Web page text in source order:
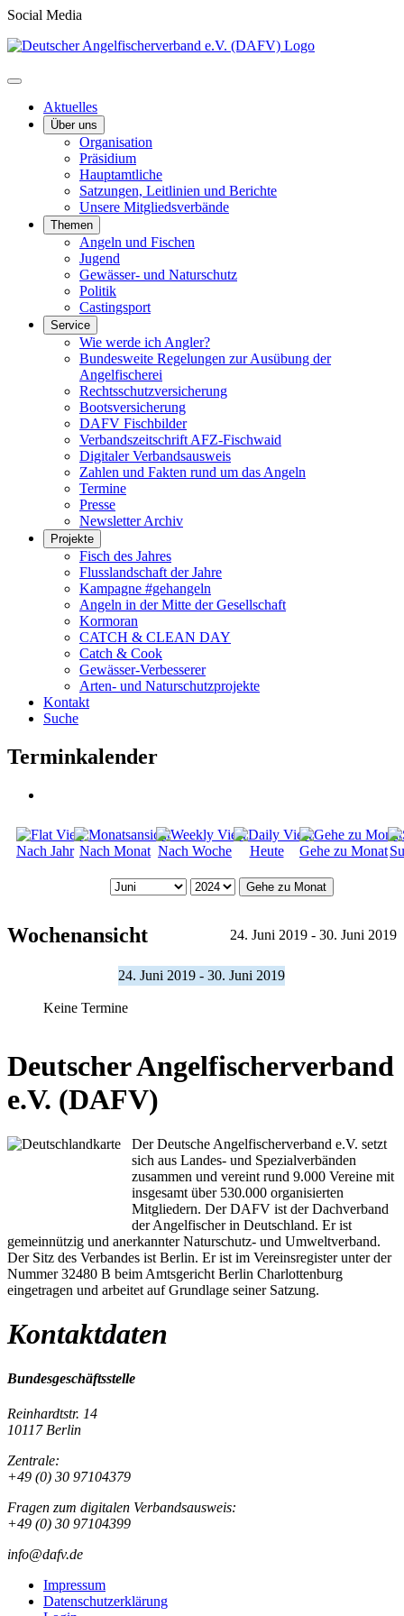
Social Media
Aktuelles
Über uns
Organisation
Präsidium
Hauptamtliche
Satzungen, Leitlinien und Berichte
Unsere Mitgliedsverbände
Themen
Angeln und Fischen
Jugend
Gewässer- und Naturschutz
Politik
Castingsport
Service
Wie werde ich Angler?
Bundesweite Regelungen zur Ausübung der
Angelfischerei
Rechtsschutzversicherung
Bootsversicherung
DAFV Fischbilder
Verbandszeitschrift AFZ-Fischwaid
Digitaler Verbandsausweis
Zahlen und Fakten rund um das Angeln
Termine
Presse
Newsletter Archiv
Projekte
Fisch des Jahres
Flusslandschaft der Jahre
Kampagne #gehangeln
Angeln in der Mitte der Gesellschaft
Kormoran
CATCH & CLEAN DAY
Catch & Cook
Gewässer-Verbesserer
Arten- und Naturschutzprojekte
Kontakt
Suche
Terminkalender
Nach Jahr Nach Monat Nach Woche Heute Gehe zu Monat
Gehe zu Monat
Wochenansicht 24. Juni 2019 - 30. Juni 2019
24. Juni 2019 - 30. Juni 2019
Keine Termine
Deutscher Angelfischerverband
e.V. (DAFV)
Der Deutsche Angelfischerverband e.V. setzt
sich aus Landes- und Spezialverbänden
zusammen und vereint rund 9.000 Vereine mit
insgesamt über 530.000 organisierten
Mitgliedern. Der DAFV ist der Dachverband
der Angelfischer in Deutschland. Er ist
gemeinnützig und anerkannter Naturschutz- und Umweltverband.
Der Sitz des Verbandes ist Berlin. Er ist im Vereinsregister unter der
Nummer 32480 B beim Amtsgericht Berlin Charlottenburg
eingetragen und arbeitet auf Grundlage seiner Satzung.
Kontaktdaten
Bundesgeschäftsstelle
Reinhardtstr. 14
10117 Berlin
Zentrale:
+49 (0) 30 97104379
Fragen zum digitalen Verbandsausweis:
+49 (0) 30 97104399
info@dafv.de
Impressum
Datenschutzerklärung